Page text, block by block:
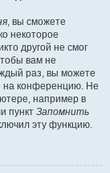
, вы сможете
некоторое
другой не смог
вам не
раз, вы можете
на конференцию. Не
например в
пункт Запомнить
эту функцию.